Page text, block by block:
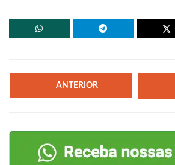
ANTERIOR